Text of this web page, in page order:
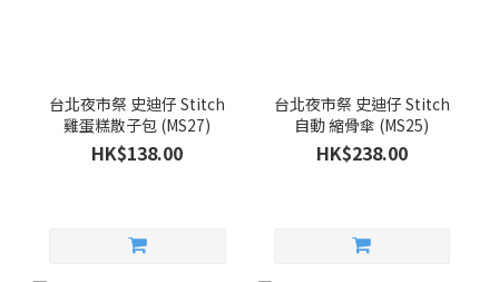
台北夜市祭 史迪仔 Stitch
雞蛋糕散子包 (MS27)
HK$138.00
台北夜市祭 史迪仔 Stitch
自動 縮骨傘 (MS25)
HK$238.00